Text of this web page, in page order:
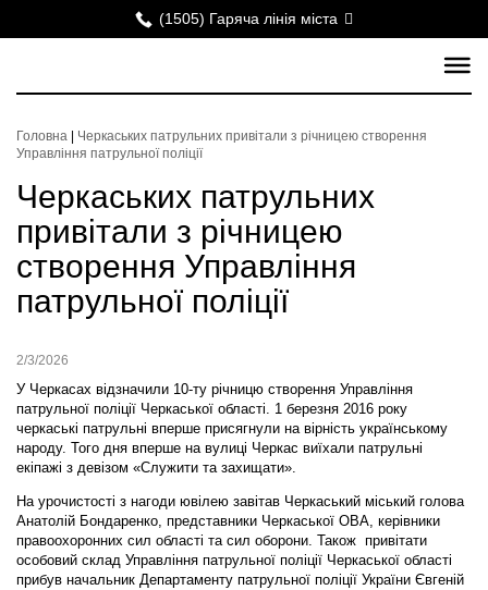
(1505) Гаряча лінія міста
Головна
Черкаських патрульних привітали з річницею створення
Управління патрульної поліції
Черкаських патрульних
привітали з річницею
створення Управління
патрульної поліції
2/3/2026
У Черкасах відзначили 10-ту річницю створення Управління
патрульної поліції Черкаської області. 1 березня 2016 року
черкаські патрульні вперше присягнули на вірність українському
народу. Того дня вперше на вулиці Черкас виїхали патрульні
екіпажі з девізом «Служити та захищати».
На урочистості з нагоди ювілею завітав Черкаський міський голова
Анатолій Бондаренко, представники Черкаської ОВА, керівники
правоохоронних сил області та сил оборони. Також привітати
особовий склад Управління патрульної поліції Черкаської області
прибув начальник Департаменту патрульної поліції України Євгеній